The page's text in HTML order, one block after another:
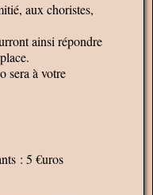
aux choristes,
ainsi répondre
sera à votre
: 5 €uros